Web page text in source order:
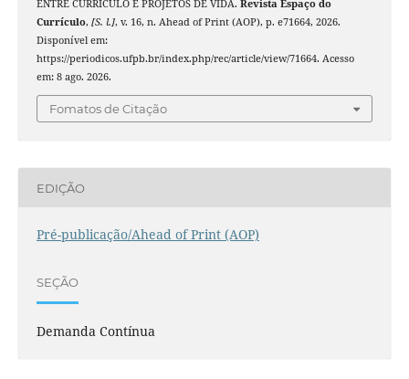
ENTRE CURRÍCULO E PROJETOS DE VIDA. Revista Espaço do
Currículo, [S. l.], v. 16, n. Ahead of Print (AOP), p. e71664, 2026.
Disponível em:
https://periodicos.ufpb.br/index.php/rec/article/view/71664. Acesso
em: 8 ago. 2026.
Fomatos de Citação
EDIÇÃO
Pré-publicação/Ahead of Print (AOP)
SEÇÃO
Demanda Contínua